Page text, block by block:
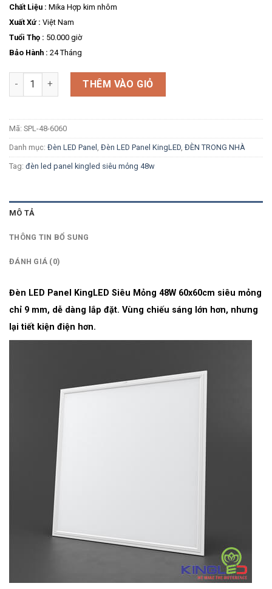
Chất Liệu : Mika Hợp kim nhôm
Xuất Xứ : Việt Nam
Tuổi Thọ : 50.000 giờ
Bảo Hành : 24 Tháng
Số lượng THÊM VÀO GIỎ
Mã: SPL-48-6060
Danh mục: Đèn LED Panel Đèn LED Panel KingLED ĐÈN TRONG NHÀ
Tag: đèn led panel kingled siêu mỏng 48w
MÔ TẢ
THÔNG TIN BỔ SUNG
ĐÁNH GIÁ (0)
Đèn LED Panel KingLED Siêu Mỏng 48W 60x60cm siêu mỏng
chỉ 9 mm, dễ dàng lắp đặt. Vùng chiếu sáng lớn hơn, nhưng
lại tiết kiện điện hơn.